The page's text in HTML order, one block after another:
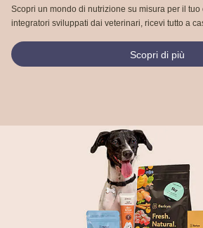
Scopri un mondo di nutrizione su misura per il tuo
integratori sviluppati dai veterinari, ricevi tutto a
Scopri di più